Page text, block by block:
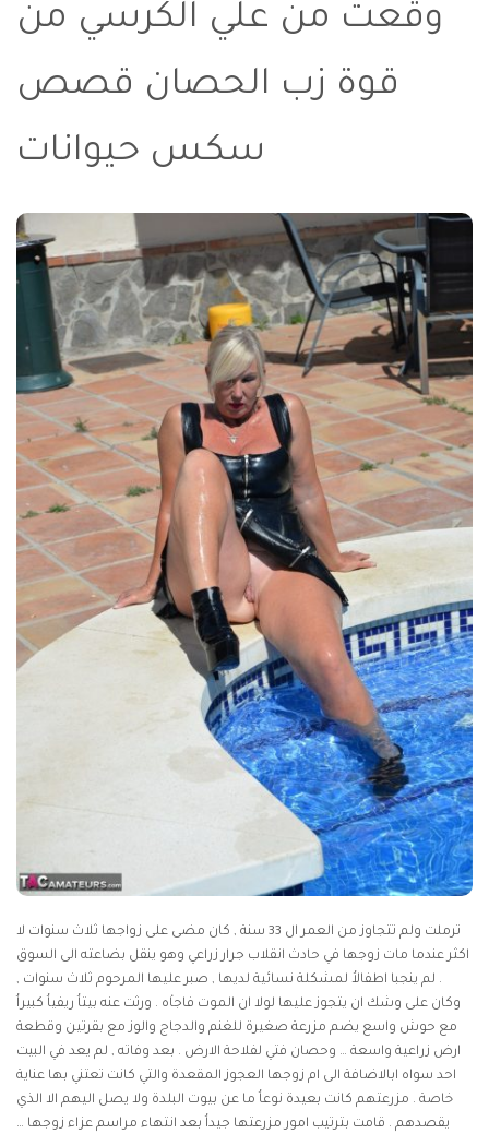
وقعت من علي الكرسي من
قوة زب الحصان قصص
سكس حيوانات
ترملت ولم تتجاوز من العمر ال 33 سنة , كان مضى على زواجها ثلاث سنوات لا
اكثر عندما مات زوجها في حادث انقلاب جرار زراعي وهو ينقل بضاعته الى السوق
. لم ينجبا اطفالاُ لمشكلة نسائية لديها , صبر عليها المرحوم ثلاث سنوات ,
وكان على وشك ان يتجوز عليها لولا ان الموت فاجاْه . ورثت عنه بيتاُ ريفياُ كبيراُ
مع حوش واسع يضم مزرعة صغيرة للغنم والدجاج والوز مع بقرتين وقطعة
ارض زراعية واسعة … وحصان فتي لفلاحة الارض . بعد وفاته , لم يعد في البيت
احد سواه ابالاضافة الى ام زوجها العجوز المقعدة والتي كانت تعتني بها عناية
خاصة . مزرعتهم كانت بعيدة نوعاُ ما عن بيوت البلدة ولا يصل اليهم الا الذي
يقصدهم . قامت بترتيب امور مزرعتها جيداُ بعد انتهاء مراسم عزاء زوجها …